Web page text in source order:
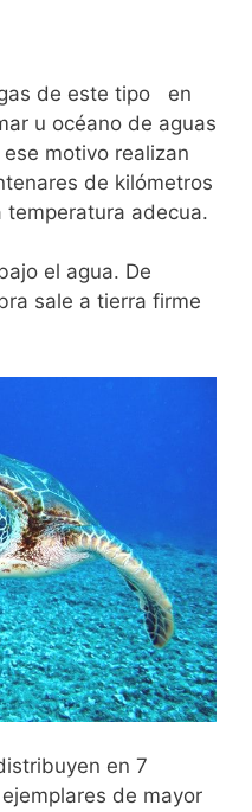
de este tipo en
u océano de aguas
motivo realizan
de kilómetros
temperatura adecua.
el agua. De
sale a tierra firme
en 7
de mayor